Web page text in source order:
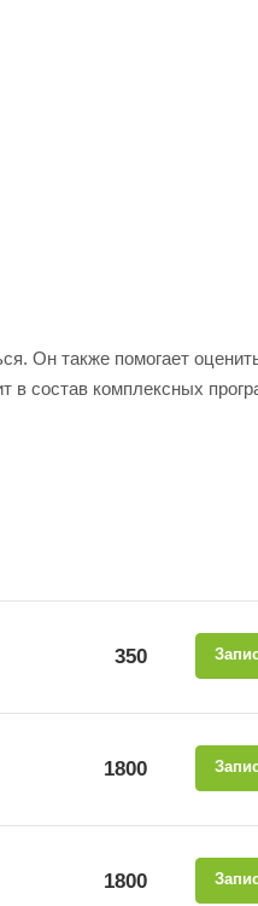
Он также помогает
в состав комплексных
350
1800
1800